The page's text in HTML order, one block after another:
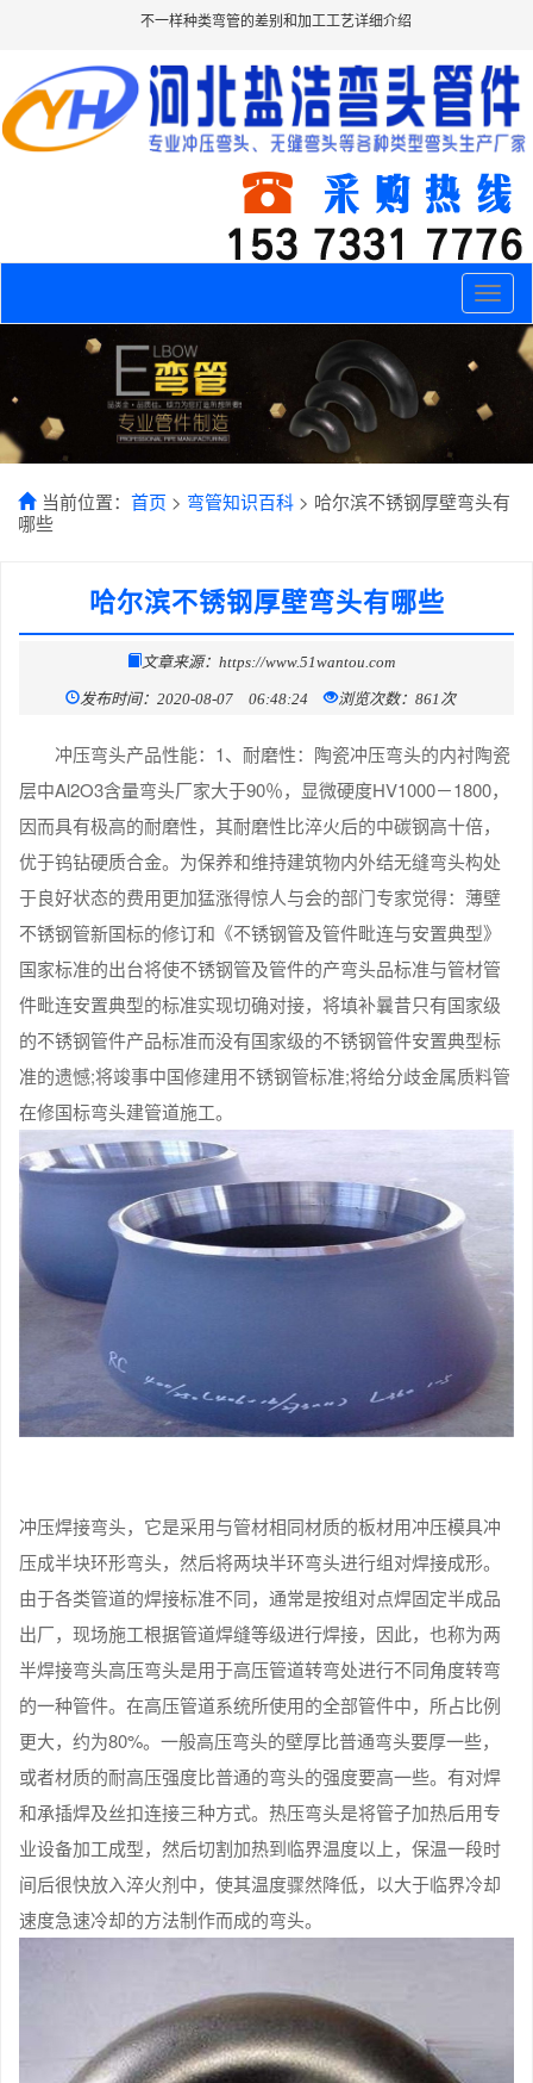
不一样种类弯管的差别和加工工艺详细介绍
Toggle
当前位置： 首页 > 弯管知识百科 > 哈尔滨不锈钢厚壁弯头有
哪些
哈尔滨不锈钢厚壁弯头有哪些
文章来源：https://www.51wantou.com
发布时间：2020-08-07 06:48:24 浏览次数：861次
冲压弯头产品性能：1、耐磨性：陶瓷冲压弯头的内衬陶瓷
层中Al2O3含量弯头厂家大于90％，显微硬度HV1000－1800，
因而具有极高的耐磨性，其耐磨性比淬火后的中碳钢高十倍，
优于钨钻硬质合金。为保养和维持建筑物内外结无缝弯头构处
于良好状态的费用更加猛涨得惊人与会的部门专家觉得：薄壁
不锈钢管新国标的修订和《不锈钢管及管件毗连与安置典型》
国家标准的出台将使不锈钢管及管件的产弯头品标准与管材管
件毗连安置典型的标准实现切确对接，将填补曩昔只有国家级
的不锈钢管件产品标准而没有国家级的不锈钢管件安置典型标
准的遗憾;将竣事中国修建用不锈钢管标准;将给分歧金属质料管
在修国标弯头建管道施工。
冲压焊接弯头，它是采用与管材相同材质的板材用冲压模具冲
压成半块环形弯头，然后将两块半环弯头进行组对焊接成形。
由于各类管道的焊接标准不同，通常是按组对点焊固定半成品
出厂，现场施工根据管道焊缝等级进行焊接，因此，也称为两
半焊接弯头高压弯头是用于高压管道转弯处进行不同角度转弯
的一种管件。在高压管道系统所使用的全部管件中，所占比例
更大，约为80%。一般高压弯头的壁厚比普通弯头要厚一些，
或者材质的耐高压强度比普通的弯头的强度要高一些。有对焊
和承插焊及丝扣连接三种方式。热压弯头是将管子加热后用专
业设备加工成型，然后切割加热到临界温度以上，保温一段时
间后很快放入淬火剂中，使其温度骤然降低，以大于临界冷却
速度急速冷却的方法制作而成的弯头。